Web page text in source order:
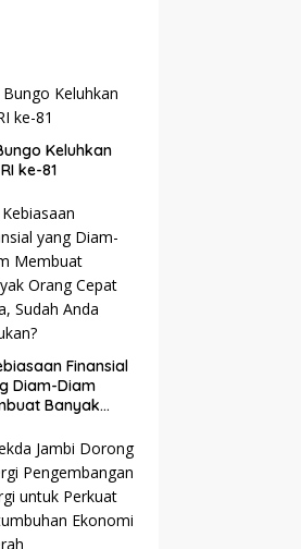
Keluhkan
ke-81
Finansial
Diam-Diam
Banyak
Anda Lakukan?